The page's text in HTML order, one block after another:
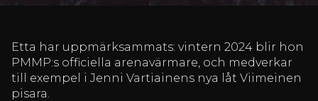
Etta har uppmärksammats: vintern 2024 blir hon
PMMP:s officiella arenavärmare, och medverkar
till exempel i Jenni Vartiainens nya låt Viimeinen
pisara.